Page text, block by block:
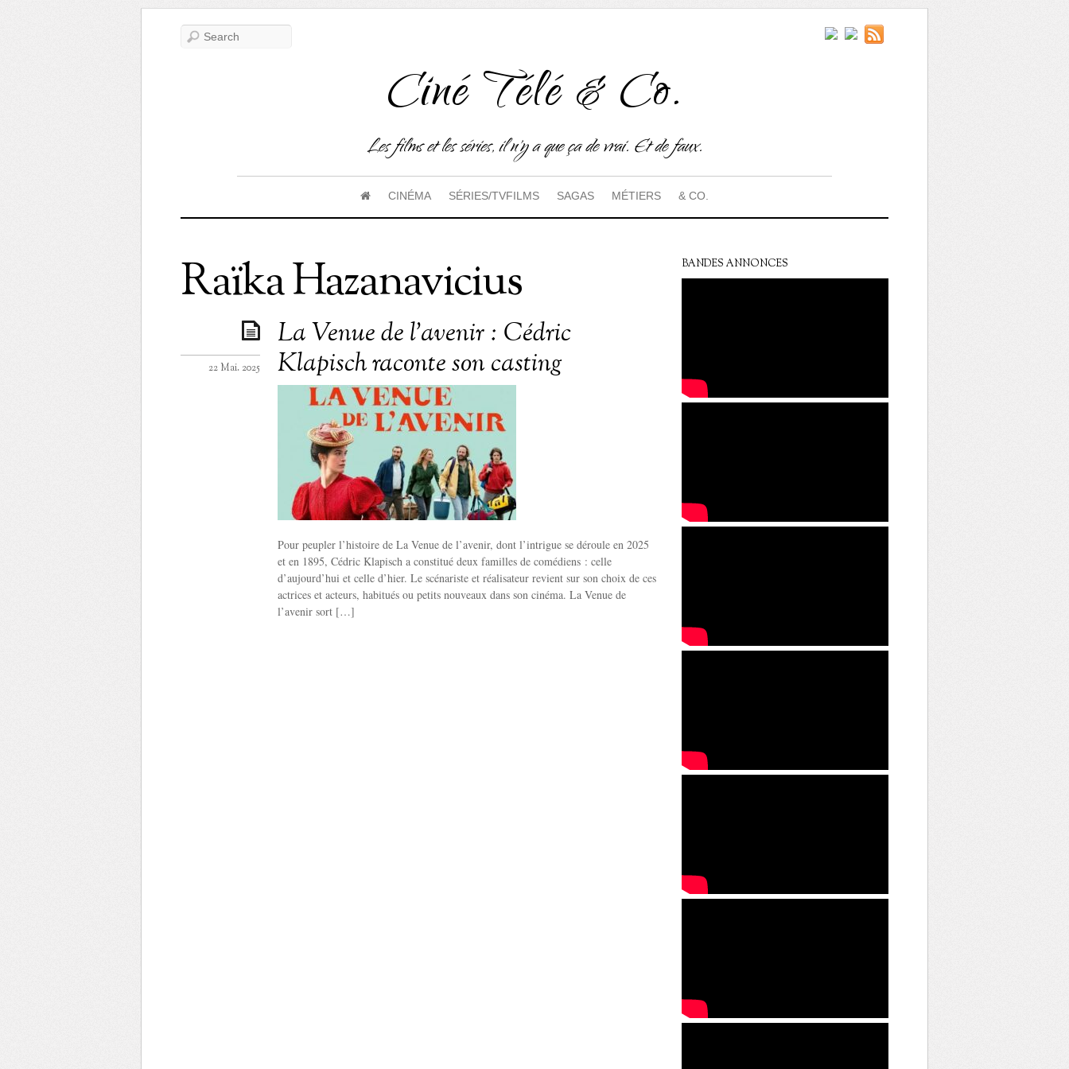
Ciné Télé & Co.
Les films et les séries, il n'y a que ça de vrai. Et de faux.
CINÉMA SÉRIES/TVFILMS SAGAS MÉTIERS & CO.
Raïka Hazanavicius
La Venue de l’avenir : Cédric
Klapisch raconte son casting
22 Mai. 2025
Pour peupler l’histoire de La Venue de l’avenir, dont l’intrigue se déroule en 2025
et en 1895, Cédric Klapisch a constitué deux familles de comédiens : celle
d’aujourd’hui et celle d’hier. Le scénariste et réalisateur revient sur son choix de ces
actrices et acteurs, habitués ou petits nouveaux dans son cinéma. La Venue de
l’avenir sort […]
BANDES ANNONCES